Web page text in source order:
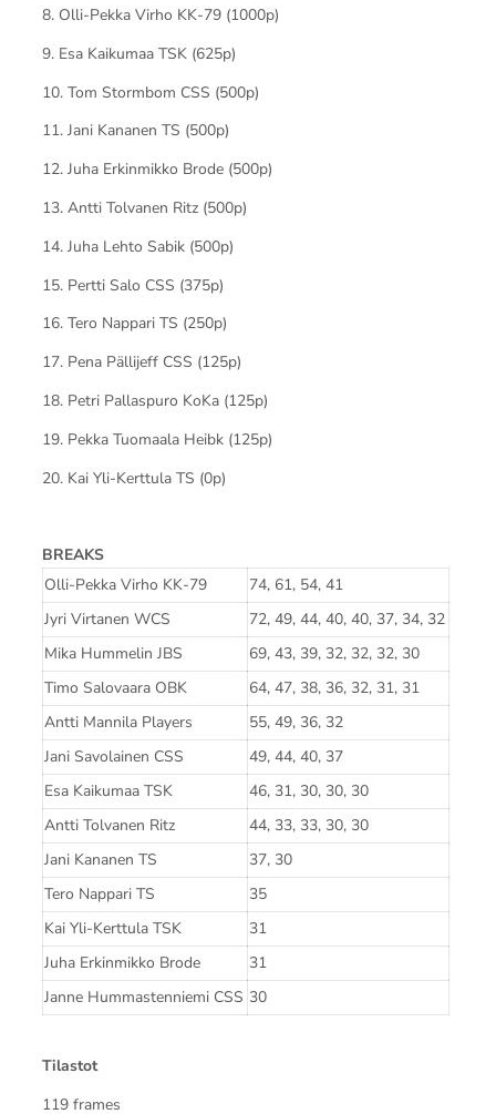
8. Olli-Pekka Virho KK-79 (1000p)
9. Esa Kaikumaa TSK (625p)
10. Tom Stormbom CSS (500p)
11. Jani Kananen TS (500p)
12. Juha Erkinmikko Brode (500p)
13. Antti Tolvanen Ritz (500p)
14. Juha Lehto Sabik (500p)
15. Pertti Salo CSS (375p)
16. Tero Nappari TS (250p)
17. Pena Pällijeff CSS (125p)
18. Petri Pallaspuro KoKa (125p)
19. Pekka Tuomaala Heibk (125p)
20. Kai Yli-Kerttula TS (0p)
BREAKS
Olli-Pekka Virho KK-79
74, 61, 54, 41
Jyri Virtanen WCS
72, 49, 44, 40, 40, 37, 34, 32
Mika Hummelin JBS
69, 43, 39, 32, 32, 32, 30
Timo Salovaara OBK
64, 47, 38, 36, 32, 31, 31
Antti Mannila Players
55, 49, 36, 32
Jani Savolainen CSS
49, 44, 40, 37
Esa Kaikumaa TSK
46, 31, 30, 30, 30
Antti Tolvanen Ritz
44, 33, 33, 30, 30
Jani Kananen TS
37, 30
Tero Nappari TS
35
Kai Yli-Kerttula TSK
31
Juha Erkinmikko Brode
31
Janne Hummastenniemi CSS 30
Tilastot
119 frames